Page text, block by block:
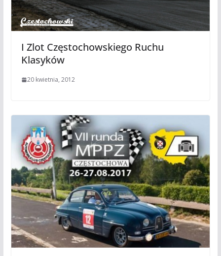
I Zlot Częstochowskiego Ruchu
Klasyków
20 kwietnia, 2012